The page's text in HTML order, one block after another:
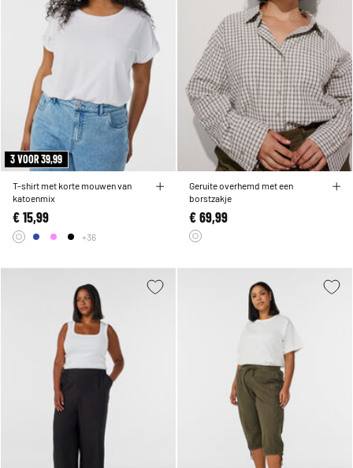
3 VOOR 39,99
T-shirt met korte mouwen van
katoenmix
€ 15,99
+36
Geruite overhemd met een
borstzakje
€ 69,99